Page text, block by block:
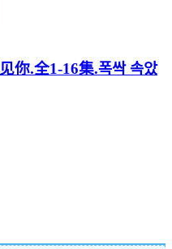
你.全1-16集.폭싹 속았